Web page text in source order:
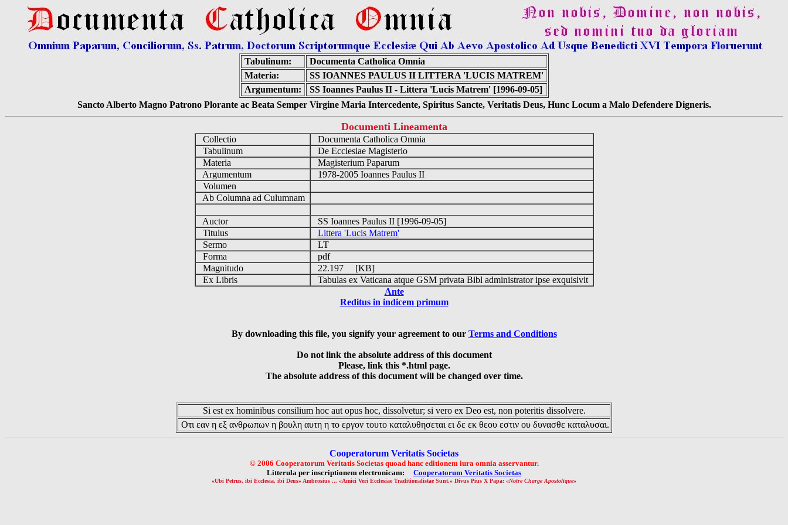
Tabulinum:
Documenta Catholica Omnia
Materia:
SS IOANNES PAULUS II LITTERA 'LUCIS MATREM'
Argumentum:
SS Ioannes Paulus II - Littera 'Lucis Matrem' [1996-09-05]
Sancto Alberto Magno Patrono Plorante ac Beata Semper Virgine Maria Intercedente, Spiritus Sancte, Veritatis Deus, Hunc Locum a Malo Defendere Digneris.
Documenti Lineamenta
Collectio
Documenta Catholica Omnia
Tabulinum
De Ecclesiae Magisterio
Materia
Magisterium Paparum
Argumentum
1978-2005 Ioannes Paulus II
Volumen
Ab Columna ad Culumnam
Auctor
SS Ioannes Paulus II [1996-09-05]
Titulus
Littera 'Lucis Matrem'
Sermo
LT
Forma
pdf
Magnitudo
22.197 [KB]
Ex Libris
Tabulas ex Vaticana atque GSM privata Bibl administrator ipse exquisivit
Ante
Reditus in indicem primum
By downloading this file, you signify your agreement to our Terms and Conditions
Do not link the absolute address of this document
Please, link this *.html page.
The absolute address of this document will be changed over time.
Si est ex hominibus consilium hoc aut opus hoc, dissolvetur; si vero ex Deo est, non poteritis dissolvere.
Οτι εαν η εξ ανθρωπων η βουλη αυτη η το εργον τουτο καταλυθησεται ει δε εκ θεου εστιν ου δυνασθε καταλυσαι.
Cooperatorum Veritatis Societas
© 2006 Cooperatorum Veritatis Societas quoad hanc editionem iura omnia asservantur.
Litterula per inscriptionem electronicam: Cooperatorum Veritatis Societas
«Ubi Petrus, ibi Ecclesia, ibi Deus» Ambrosius ... «Amici Veri Ecclesiae Traditionalistae Sunt.» Divus Pius X Papa: «Notre Charge Apostolique»